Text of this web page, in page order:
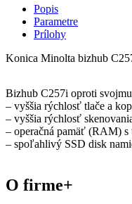
Popis
Parametre
Prílohy
Konica Minolta bizhub
Bizhub C257i oproti
– vyššia rýchlosť tlače a
– vyššia rýchlosť
– operačná pamäť (RAM) s
– spoľahlivý SSD disk
O firme+